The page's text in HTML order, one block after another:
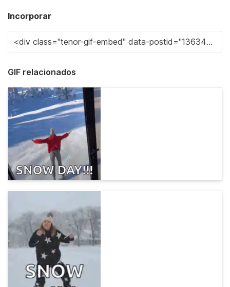
Incorporar
GIF relacionados